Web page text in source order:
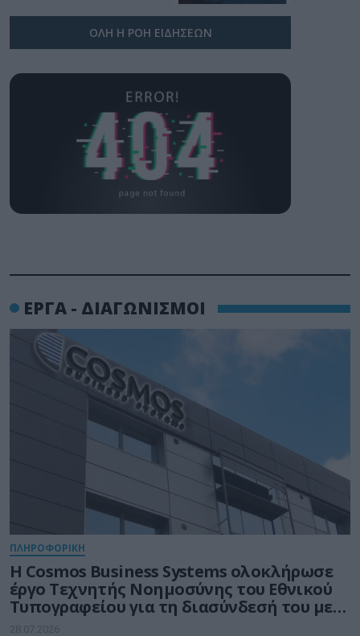
ΟΛΗ Η ΡΟΗ ΕΙΔΗΣΕΩΝ
ΕΡΓΑ - ΔΙΑΓΩΝΙΣΜΟΙ
ΠΛΗΡΟΦΟΡΙΚΗ
Η Cosmos Business Systems ολοκλήρωσε
έργο Τεχνητής Νοημοσύνης του Εθνικού
Τυπογραφείου για τη διασύνδεσή του με
δημόσιους φορείς
28.07.2026